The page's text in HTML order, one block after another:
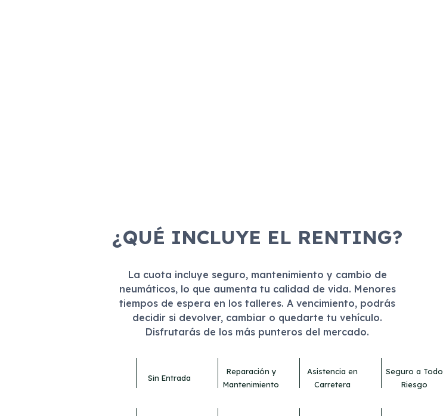
¿QUÉ INCLUYE EL RENTING?
La cuota incluye seguro, mantenimiento y cambio de
neumáticos, lo que aumenta tu calidad de vida. Menores
tiempos de espera en los talleres. A vencimiento, podrás
decidir si devolver, cambiar o quedarte tu vehículo.
Disfrutarás de los más punteros del mercado.
Sin Entrada
Reparación y
Mantenimiento
Asistencia en
Carretera
Seguro a Todo
Riesgo